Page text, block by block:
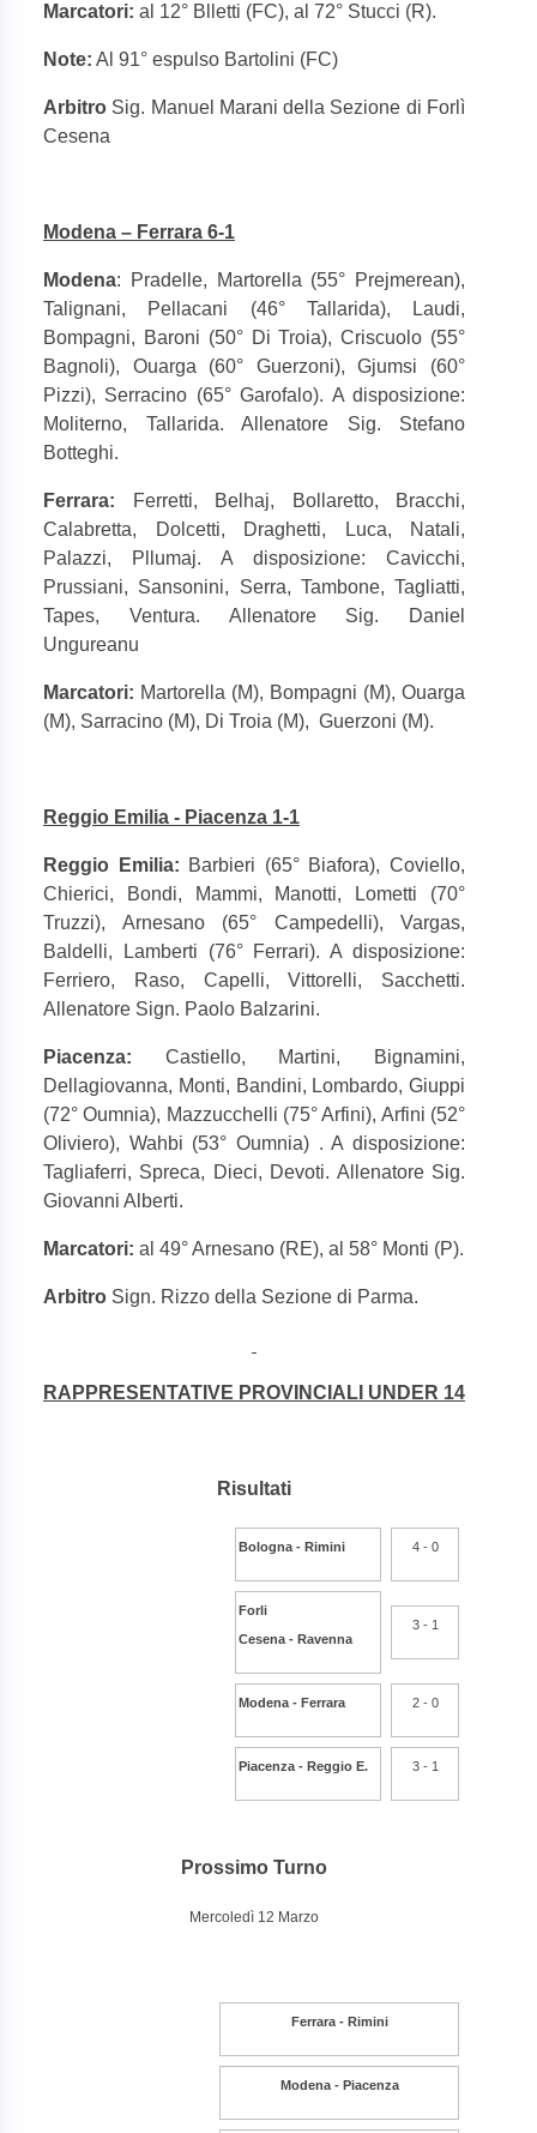
Marcatori: al 12° Blletti (FC), al 72° Stucci (R).
Note: Al 91° espulso Bartolini (FC)
Arbitro Sig. Manuel Marani della Sezione di Forlì
Cesena
Modena – Ferrara 6-1
Modena: Pradelle, Martorella (55° Prejmerean),
Talignani, Pellacani (46° Tallarida), Laudi,
Bompagni, Baroni (50° Di Troia), Criscuolo (55°
Bagnoli), Ouarga (60° Guerzoni), Gjumsi (60°
Pizzi), Serracino (65° Garofalo). A disposizione:
Moliterno, Tallarida. Allenatore Sig. Stefano
Botteghi.
Ferrara: Ferretti, Belhaj, Bollaretto, Bracchi,
Calabretta, Dolcetti, Draghetti, Luca, Natali,
Palazzi, Pllumaj. A disposizione: Cavicchi,
Prussiani, Sansonini, Serra, Tambone, Tagliatti,
Tapes, Ventura. Allenatore Sig. Daniel
Ungureanu
Marcatori: Martorella (M), Bompagni (M), Ouarga
(M), Sarracino (M), Di Troia (M), Guerzoni (M).
Reggio Emilia - Piacenza 1-1
Reggio Emilia: Barbieri (65° Biafora), Coviello,
Chierici, Bondi, Mammi, Manotti, Lometti (70°
Truzzi), Arnesano (65° Campedelli), Vargas,
Baldelli, Lamberti (76° Ferrari). A disposizione:
Ferriero, Raso, Capelli, Vittorelli, Sacchetti.
Allenatore Sign. Paolo Balzarini.
Piacenza: Castiello, Martini, Bignamini,
Dellagiovanna, Monti, Bandini, Lombardo, Giuppi
(72° Oumnia), Mazzucchelli (75° Arfini), Arfini (52°
Oliviero), Wahbi (53° Oumnia) . A disposizione:
Tagliaferri, Spreca, Dieci, Devoti. Allenatore Sig.
Giovanni Alberti.
Marcatori: al 49° Arnesano (RE), al 58° Monti (P).
Arbitro Sign. Rizzo della Sezione di Parma.
RAPPRESENTATIVE PROVINCIALI UNDER 14
Risultati
Bologna - Rimini 4 - 0
Forli
Cesena - Ravenna
3 - 1
Modena - Ferrara 2 - 0
Piacenza - Reggio E. 3 - 1
Prossimo Turno
Mercoledì 12 Marzo
Ferrara - Rimini
Modena - Piacenza